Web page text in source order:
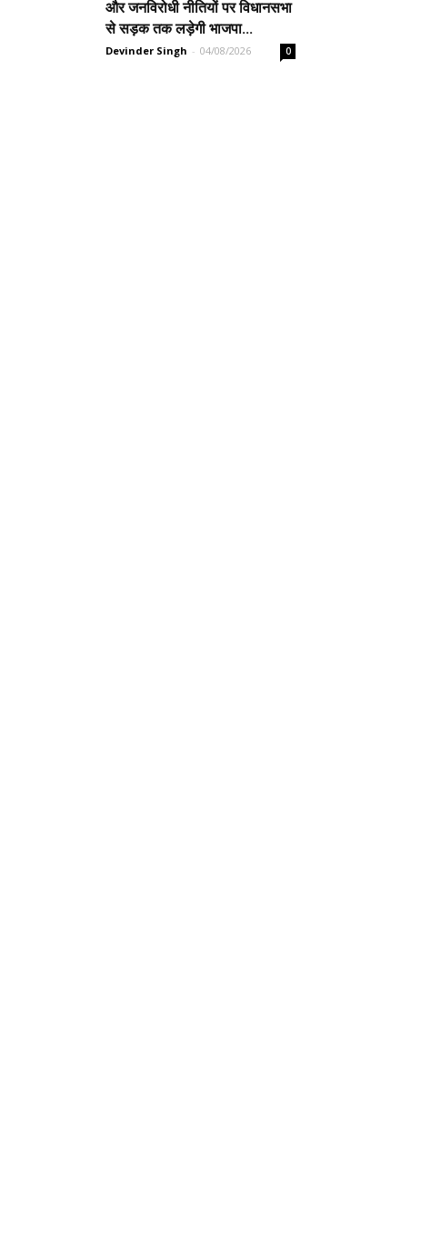
और जनविरोधी नीतियों पर विधानसभा
से सड़क तक लड़ेगी भाजपा...
Devinder Singh - 04/08/2026 0